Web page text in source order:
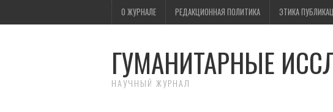
О ЖУРНАЛЕ РЕДАКЦИОННАЯ ПОЛИТИКА ЭТИКА
ГУМАНИТАРНЫЕ
НАУЧНЫЙ ЖУРНАЛ